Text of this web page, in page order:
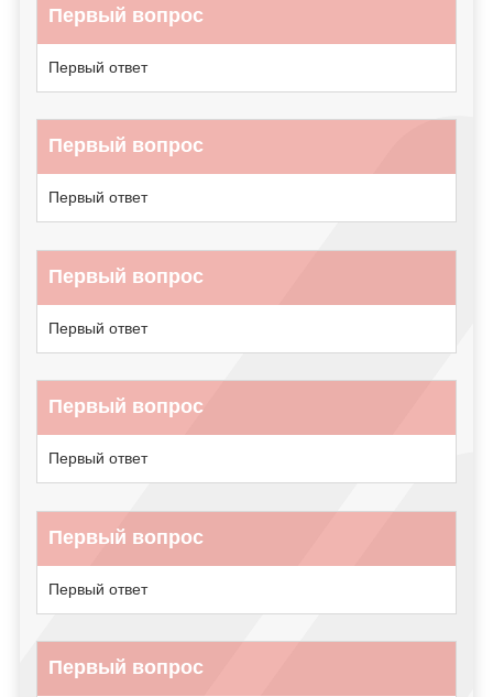
Первый вопрос
Первый ответ
Первый вопрос
Первый ответ
Первый вопрос
Первый ответ
Первый вопрос
Первый ответ
Первый вопрос
Первый ответ
Первый вопрос